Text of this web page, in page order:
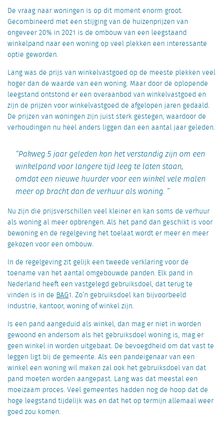
De vraag naar woningen is op dit moment enorm groot.
Gecombineerd met een stijging van de huizenprijzen van
ongeveer 20% in 2021 is de ombouw van een leegstaand
winkelpand naar een woning op veel plekken een interessante
optie geworden.
Lang was de prijs van winkelvastgoed op de meeste plekken veel
hoger dan de waarde van een woning. Maar door de oplopende
leegstand ontstond er een overaanbod van winkelvastgoed en
zijn de prijzen voor winkelvastgoed de afgelopen jaren gedaald.
De prijzen van woningen zijn juist sterk gestegen, waardoor de
verhoudingen nu heel anders liggen dan een aantal jaar geleden.
Pakweg 5 jaar geleden kon het verstandig zijn om een
winkelpand voor langere tijd leeg te laten staan,
omdat een nieuwe huurder voor een winkel vele malen
meer op bracht dan de verhuur als woning.
Nu zijn die prijsverschillen veel kleiner en kan soms de verhuur
als woning al meer opbrengen. Als het pand dan geschikt is voor
bewoning en de regelgeving het toelaat wordt er meer en meer
gekozen voor een ombouw.
In de regelgeving zit gelijk een tweede verklaring voor de
toename van het aantal omgebouwde panden. Elk pand in
Nederland heeft een vastgelegd gebruiksdoel, dat terug te
vinden is in de BAG1. Zo’n gebruiksdoel kan bijvoorbeeld
industrie, kantoor, woning of winkel zijn.
Is een pand aangeduid als winkel, dan mag er niet in worden
gewoond en andersom als het gebruiksdoel woning is, mag er
geen winkel in worden uitgebaat. De bevoegdheid om dat vast te
leggen ligt bij de gemeente. Als een pandeigenaar van een
winkel een woning wil maken zal ook het gebruiksdoel van dat
pand moeten worden aangepast. Lang was dat meestal een
moeizaam proces. Veel gemeentes hadden nog de hoop dat de
hoge leegstand tijdelijk was en dat het op termijn allemaal weer
goed zou komen.